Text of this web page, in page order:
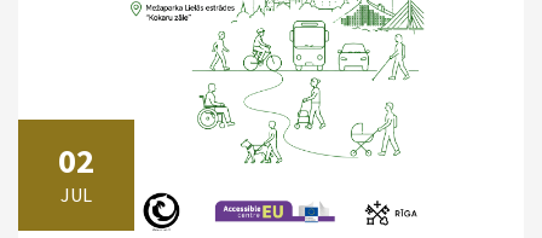
02
JUL